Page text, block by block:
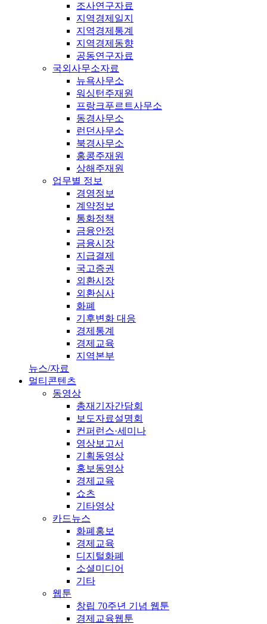
조사연구자료
지역경제일지
지역경제통계
지역경제동향
공동연구자료
국외사무소자료
뉴욕사무소
워싱턴주재원
프랑크푸르트사무소
동경사무소
런던사무소
북경사무소
홍콩주재원
상해주재원
업무별 정보
경영정보
계약정보
통화정책
금융안정
금융시장
지급결제
국고증권
외환시장
외환심사
화폐
기후변화 대응
경제통계
경제교육
지역본부
뉴스/자료
멀티콘텐츠
동영상
총재기자간담회
보도자료설명회
컨퍼런스·세미나
영상보고서
기획동영상
홍보동영상
경제교육
쇼츠
기타영상
카드뉴스
화폐홍보
경제교육
디지털화폐
소셜미디어
기타
웹툰
창립 70주년 기념 웹툰
경제교육웹툰